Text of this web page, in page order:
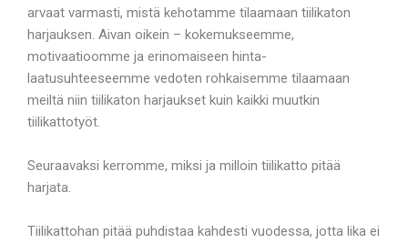
arvaat varmasti, mistä kehotamme tilaamaan tiilikaton
harjauksen. Aivan oikein – kokemukseemme,
motivaatioomme ja erinomaiseen hinta-
laatusuhteeseemme vedoten rohkaisemme tilaamaan
meiltä niin tiilikaton harjaukset kuin kaikki muutkin
tiilikattotyöt.
Seuraavaksi kerromme, miksi ja milloin tiilikatto pitää
harjata.
Tiilikattohan pitää puhdistaa kahdesti vuodessa, jotta lika ei